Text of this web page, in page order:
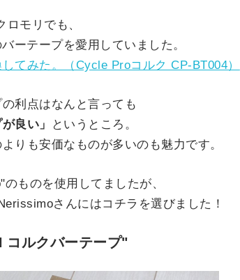
ロモリでも、
ーテープを愛用していました。
てみた。（Cycle Proコルク CP-BT004）
利点はなんと言っても
良い」
というところ。
りも安価なものが多いのも魅力です。
ものを使用してましたが、
さんにはコチラを選びました！
コルクバーテープ"